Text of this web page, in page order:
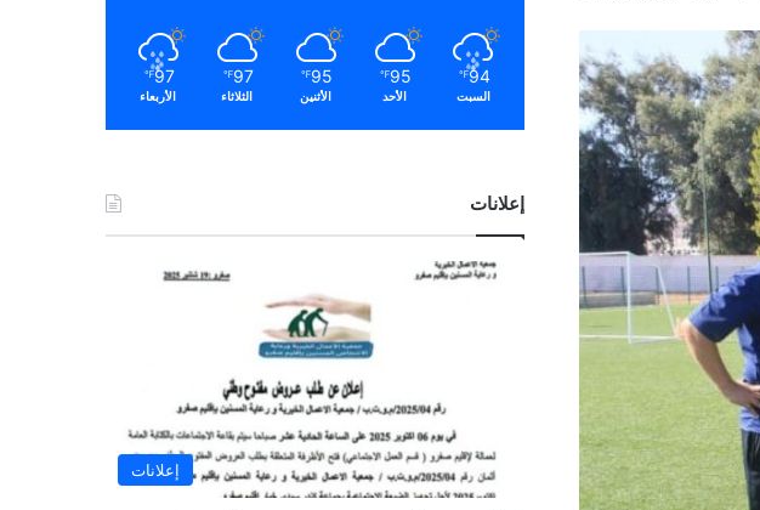
94
℉
السبت
95
℉
الأحد
95
℉
الأثنين
97
℉
الثلاثاء
97
℉
الأربعاء
إعلانات
إعلانات